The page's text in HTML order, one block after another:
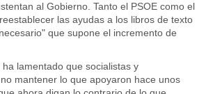
al Gobierno. Tanto el PSOE como el
las ayudas a los libros de texto
que supone el incremento de
lamentado que socialistas y
mantener lo que apoyaron hace unos